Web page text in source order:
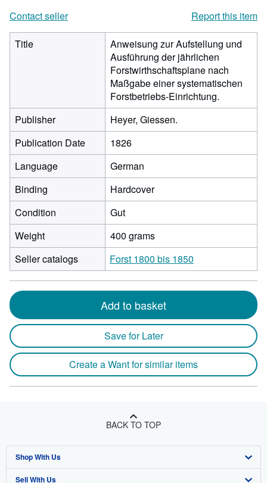
Contact seller
Report this item
Title
Anweisung zur Aufstellung und
Ausführung der jährlichen
Forstwirthschaftsplane nach
Maßgabe einer systematischen
Forstbetriebs-Einrichtung.
Publisher
Heyer, Giessen.
Publication Date
1826
Language
German
Binding
Hardcover
Condition
Gut
Weight
400 grams
Seller catalogs
Forst 1800 bis 1850
Add to basket
Save for Later
Create a Want for similar items
BACK TO TOP
Shop With Us
Advanced Search
Sell With Us